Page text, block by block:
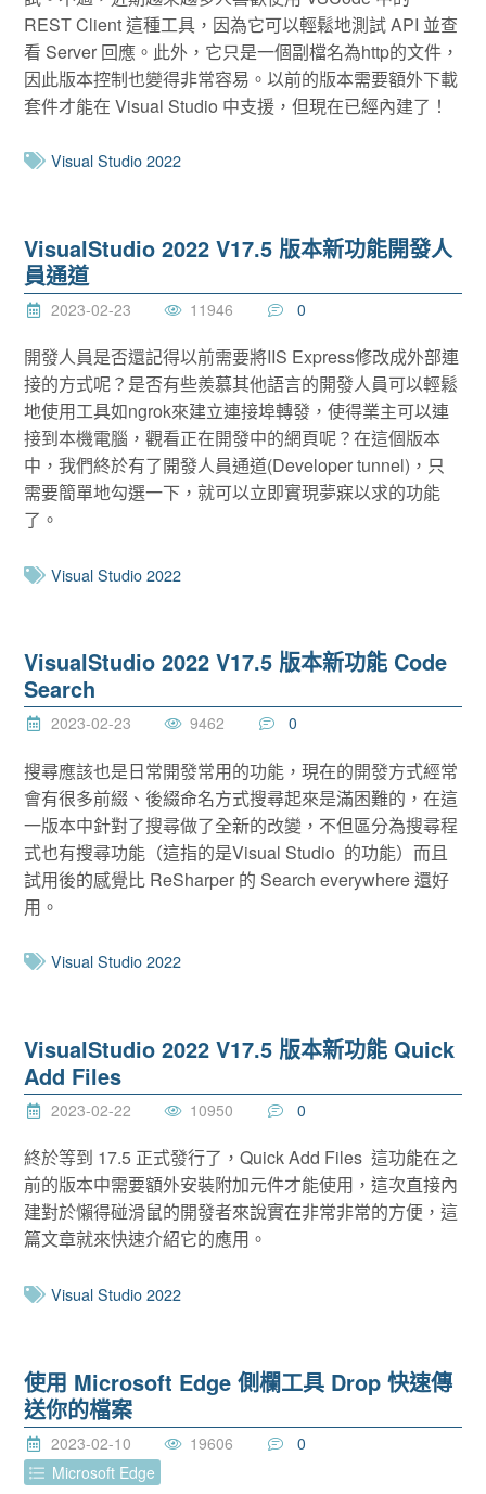
REST Client 這種工具，因為它可以輕鬆地測試 API 並查
看 Server 回應。此外，它只是一個副檔名為http的文件，
因此版本控制也變得非常容易。以前的版本需要額外下載
套件才能在 Visual Studio 中支援，但現在已經內建了！
Visual Studio 2022
VisualStudio 2022 V17.5 版本新功能開發人
員通道
2023-02-23 11946 0
開發人員是否還記得以前需要將IIS Express修改成外部連
接的方式呢？是否有些羨慕其他語言的開發人員可以輕鬆
地使用工具如ngrok來建立連接埠轉發，使得業主可以連
接到本機電腦，觀看正在開發中的網頁呢？在這個版本
中，我們終於有了開發人員通道(Developer tunnel)，只
需要簡單地勾選一下，就可以立即實現夢寐以求的功能
了。
Visual Studio 2022
VisualStudio 2022 V17.5 版本新功能 Code
Search
2023-02-23 9462 0
搜尋應該也是日常開發常用的功能，現在的開發方式經常
會有很多前綴、後綴命名方式搜尋起來是滿困難的，在這
一版本中針對了搜尋做了全新的改變，不但區分為搜尋程
式也有搜尋功能（這指的是Visual Studio 的功能）而且
試用後的感覺比 ReSharper 的 Search everywhere 還好
用。
Visual Studio 2022
VisualStudio 2022 V17.5 版本新功能 Quick
Add Files
2023-02-22 10950 0
終於等到 17.5 正式發行了，Quick Add Files 這功能在之
前的版本中需要額外安裝附加元件才能使用，這次直接內
建對於懶得碰滑鼠的開發者來說實在非常非常的方便，這
篇文章就來快速介紹它的應用。
Visual Studio 2022
使用 Microsoft Edge 側欄工具 Drop 快速傳
送你的檔案
2023-02-10 19606
0
Microsoft Edge